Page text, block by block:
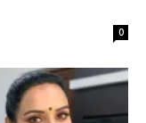
0